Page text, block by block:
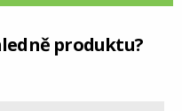
produktu?